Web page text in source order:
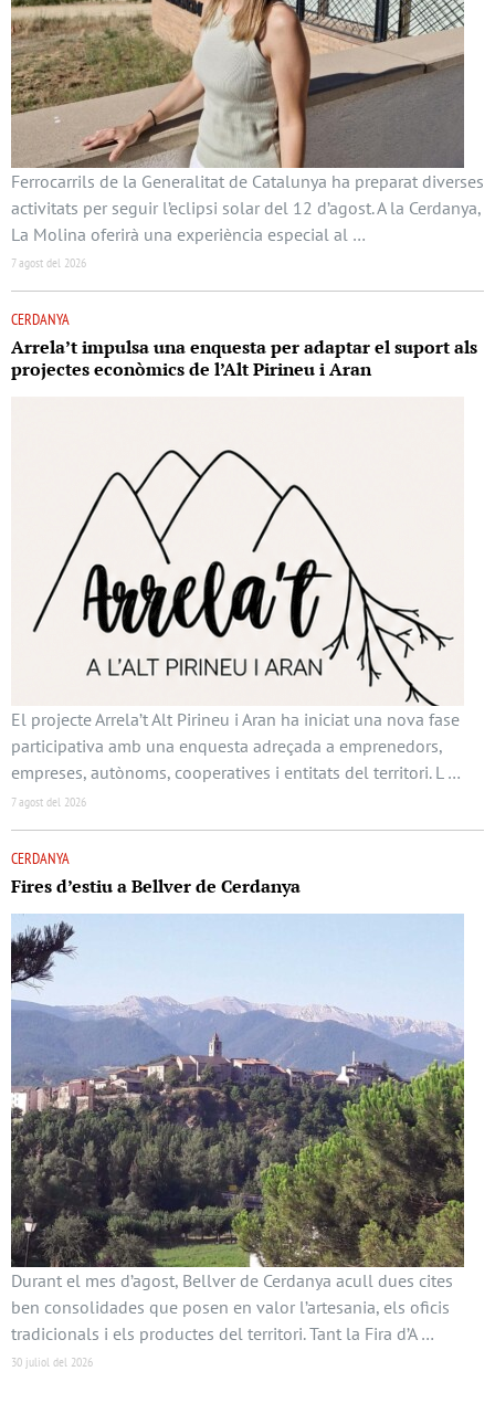
Ferrocarrils de la Generalitat de Catalunya ha preparat diverses
activitats per seguir l’eclipsi solar del 12 d’agost. A la Cerdanya,
La Molina oferirà una experiència especial al …
7 agost del 2026
CERDANYA
Arrela’t impulsa una enquesta per adaptar el suport als
projectes econòmics de l’Alt Pirineu i Aran
El projecte Arrela’t Alt Pirineu i Aran ha iniciat una nova fase
participativa amb una enquesta adreçada a emprenedors,
empreses, autònoms, cooperatives i entitats del territori. L …
7 agost del 2026
CERDANYA
Fires d’estiu a Bellver de Cerdanya
Durant el mes d’agost, Bellver de Cerdanya acull dues cites
ben consolidades que posen en valor l’artesania, els oficis
tradicionals i els productes del territori. Tant la Fira d’A …
30 juliol del 2026